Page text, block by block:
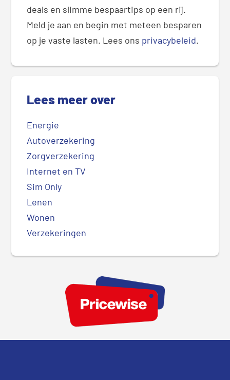
deals en slimme bespaartips op een rij.
Meld je aan en begin met meteen besparen
op je vaste lasten. Lees ons privacybeleid.
Lees meer over
Energie
Autoverzekering
Zorgverzekering
Internet en TV
Sim Only
Lenen
Wonen
Verzekeringen